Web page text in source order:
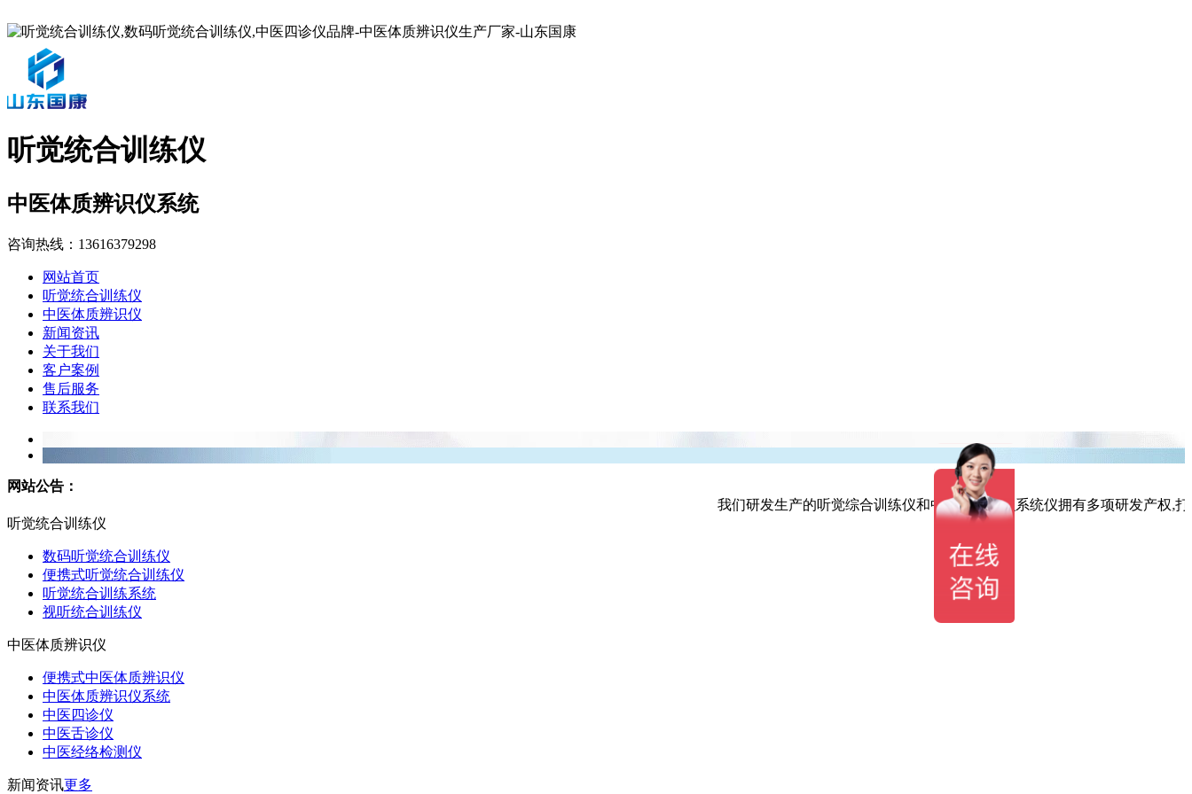
听觉统合训练仪
中医体质辨识仪系统
咨询热线： 13616379298
网站首页
听觉统合训练仪
中医体质辨识仪
新闻资讯
关于我们
客户案例
售后服务
联系我们
网站公告：
我们研发生产的听觉综合训练仪和中医体质辨识系统仪拥有多项研发产权,
听觉统合训练仪
数码听觉统合训练仪
便携式听觉统合训练仪
听觉统合训练系统
视听统合训练仪
中医体质辨识仪
便携式中医体质辨识仪
中医体质辨识仪系统
中医四诊仪
中医舌诊仪
中医经络检测仪
新闻资讯更多